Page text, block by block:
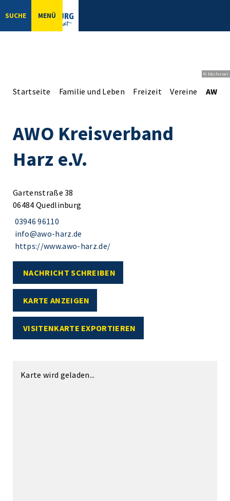
SUCHE MENÜ
© bbsferrari
Startseite Familie und Leben Freizeit Vereine AWO
AWO Kreisverband
Harz e.V.
Gartenstraße 38
06484 Quedlinburg
03946 96110
info@awo-harz.de
https://www.awo-harz.de/
NACHRICHT SCHREIBEN
KARTE ANZEIGEN
VISITENKARTE EXPORTIEREN
Karte wird geladen...